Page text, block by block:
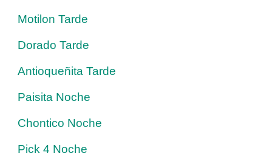
Motilon Tarde
Dorado Tarde
Antioqueñita Tarde
Paisita Noche
Chontico Noche
Pick 4 Noche